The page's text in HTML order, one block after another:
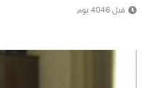
قبل 4046 يوم